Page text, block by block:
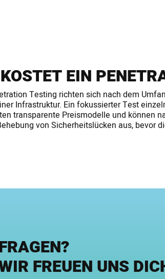
EIN
Testing richten sich nach dem
Infrastruktur. Ein fokussierter Test
transparente Preismodelle und können
von Sicherheitslücken aus, bevor
FREUEN UNS